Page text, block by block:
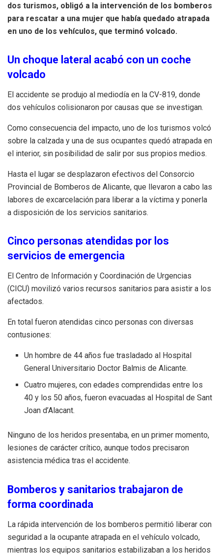
dos turismos, obligó a la intervención de los bomberos
para rescatar a una mujer que había quedado atrapada
en uno de los vehículos, que terminó volcado.
Un choque lateral acabó con un coche
volcado
El accidente se produjo al mediodía en la CV-819, donde
dos vehículos colisionaron por causas que se investigan.
Como consecuencia del impacto, uno de los turismos volcó
sobre la calzada y una de sus ocupantes quedó atrapada en
el interior, sin posibilidad de salir por sus propios medios.
Hasta el lugar se desplazaron efectivos del Consorcio
Provincial de Bomberos de Alicante, que llevaron a cabo las
labores de excarcelación para liberar a la víctima y ponerla
a disposición de los servicios sanitarios.
Cinco personas atendidas por los
servicios de emergencia
El Centro de Información y Coordinación de Urgencias
(CICU) movilizó varios recursos sanitarios para asistir a los
afectados.
En total fueron atendidas cinco personas con diversas
contusiones:
Un hombre de 44 años fue trasladado al Hospital
General Universitario Doctor Balmis de Alicante.
Cuatro mujeres, con edades comprendidas entre los
40 y los 50 años, fueron evacuadas al Hospital de Sant
Joan d’Alacant.
Ninguno de los heridos presentaba, en un primer momento,
lesiones de carácter crítico, aunque todos precisaron
asistencia médica tras el accidente.
Bomberos y sanitarios trabajaron de
forma coordinada
La rápida intervención de los bomberos permitió liberar con
seguridad a la ocupante atrapada en el vehículo volcado,
mientras los equipos sanitarios estabilizaban a los heridos